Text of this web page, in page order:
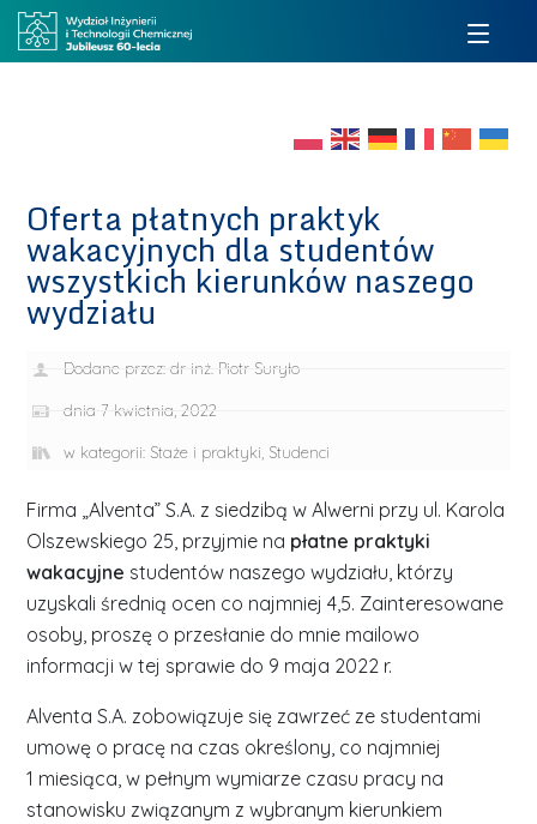
Oferta płatnych praktyk
wakacyjnych dla studentów
wszystkich kierunków naszego
wydziału
Dodane przez: dr inż. Piotr Suryło
dnia 7 kwietnia, 2022
w kategorii: Staże i praktyki, Studenci
Firma „Alventa” S.A. z siedzibą w Alwerni przy ul. Karola
Olszewskiego 25, przyjmie na płatne praktyki
wakacyjne studentów naszego wydziału, którzy
uzyskali średnią ocen co najmniej 4,5. Zainteresowane
osoby, proszę o przesłanie do mnie mailowo
informacji w tej sprawie do 9 maja 2022 r.
Alventa S.A. zobowiązuje się zawrzeć ze studentami
umowę o pracę na czas określony, co najmniej
1 miesiąca, w pełnym wymiarze czasu pracy na
stanowisku związanym z wybranym kierunkiem